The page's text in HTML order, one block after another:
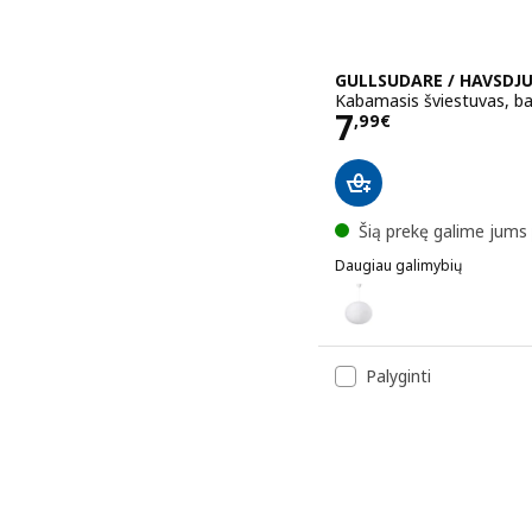
GULLSUDARE /
Kabamasis šviestuvas,
7,99€
Kaina 7,99€
Šią prekę galime
Daugiau galimybių
GULLSUDARE / HAVSDJUP
Variantai GULLSUDARE
Palyginti